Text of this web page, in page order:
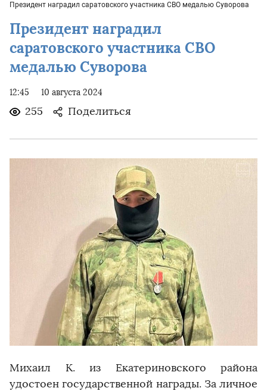
Президент наградил саратовского участника СВО медалью Суворова
Президент наградил
саратовского участника СВО
медалью Суворова
12:45 10 августа 2024
255 Поделиться
Михаил К. из Екатериновского района
удостоен государственной награды. За личное